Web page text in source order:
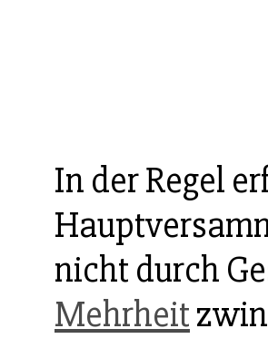
In der Regel
nicht durch
Mehrheit